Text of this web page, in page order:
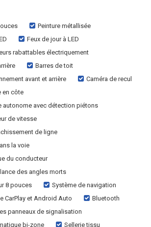
Peinture métallisée
Feux de jour à LED
rabattables électriquement
Barres de toit
avant et arrière
Caméra de recul
en côte
autonome avec détection piétons
de vitesse
de ligne
la voie
du conducteur
des angles morts
8 pouces
Système de navigation
CarPlay et Android Auto
Bluetooth
panneaux de signalisation
bi-zone
Sellerie tissu